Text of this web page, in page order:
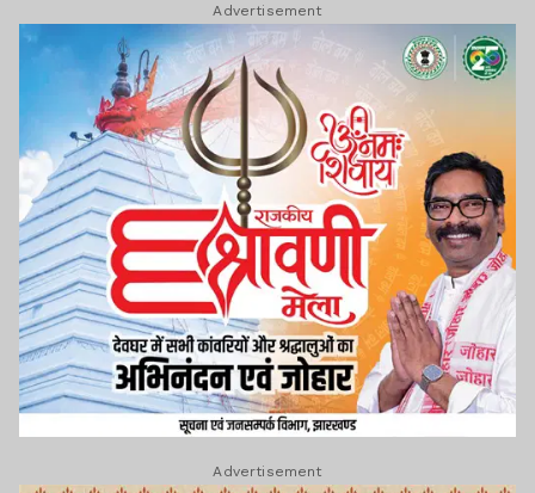
Advertisement
Advertisement